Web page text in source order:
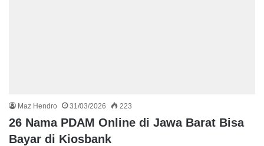
Maz Hendro 31/03/2026 223
26 Nama PDAM Online di Jawa Barat Bisa
Bayar di Kiosbank